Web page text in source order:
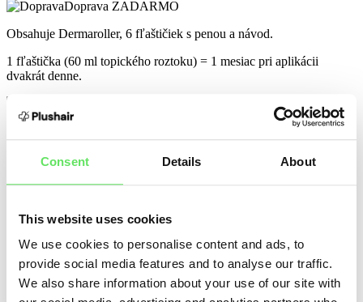
Consent Details About
This website uses cookies
We use cookies to personalise content and ads, to
provide social media features and to analyse our traffic.
We also share information about your use of our site with
Doprava ZADARMO
Obsahuje Dermaroller, 6 fľaštičiek s penou a návod.
1 fľaštička (60 ml topického roztoku) = 1 mesiac pri aplikácii
dvakrát denne.
SET na 3 mesiace
Minoxidil Foam + Vitamíny Hair
BOOST™ - na 3 mesiace